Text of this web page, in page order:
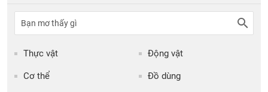
Thực vật Động vật
Cơ thể Đồ dùng